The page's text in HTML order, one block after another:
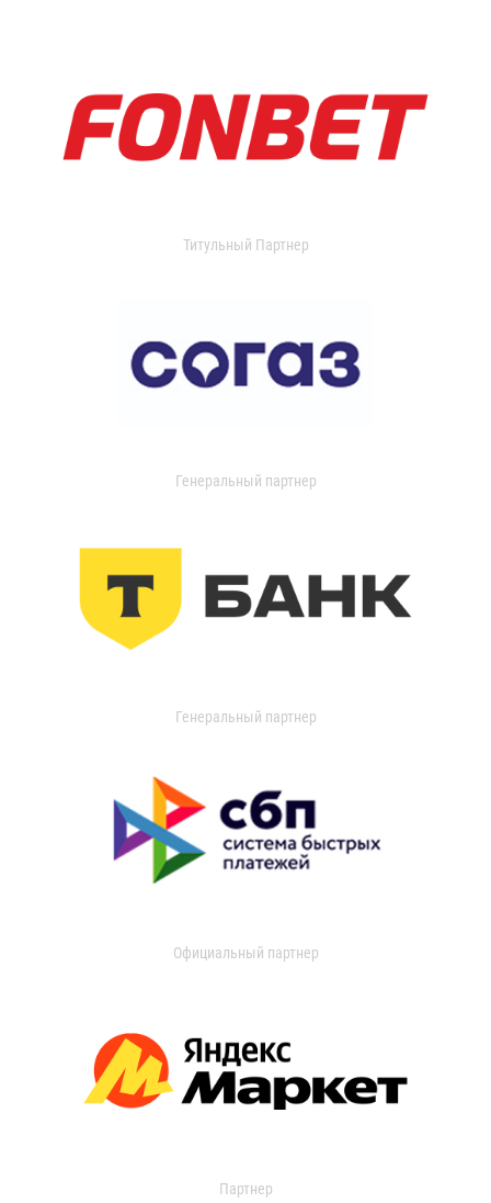
Титульный Партнер
Генеральный партнер
Генеральный партнер
Официальный партнер
Партнер